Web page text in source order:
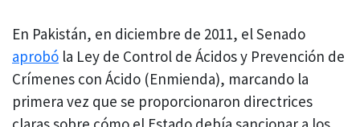
En Pakistán, en diciembre de 2011, el Senado
aprobó la Ley de Control de Ácidos y Prevención de
Crímenes con Ácido (Enmienda), marcando la
primera vez que se proporcionaron directrices